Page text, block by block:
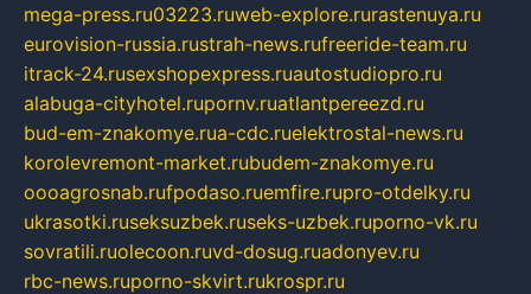
mega-press.ru03223.ruweb-explore.rurastenuya.ru
eurovision-russia.rustrah-news.rufreeride-team.ru
itrack-24.rusexshopexpress.ruautostudiopro.ru
alabuga-cityhotel.rupornv.ruatlantpereezd.ru
bud-em-znakomye.rua-cdc.ruelektrostal-news.ru
korolevremont-market.rubudem-znakomye.ru
oooagrosnab.rufpodaso.ruemfire.rupro-otdelky.ru
ukrasotki.ruseksuzbek.ruseks-uzbek.ruporno-vk.ru
sovratili.ruolecoon.ruvd-dosug.ruadonyev.ru
rbc-news.ruporno-skvirt.rukrospr.ru